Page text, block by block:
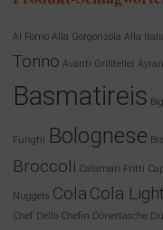
Al Forno Alla Gorgonzola Alla
Tonno Avanti Grillteller Ayran
Basmatireis
Funghi Bolognese
Broccoli Calamari Fritti
Nuggets Cola Cola Light
Chef Dello Chefin Dönertasche